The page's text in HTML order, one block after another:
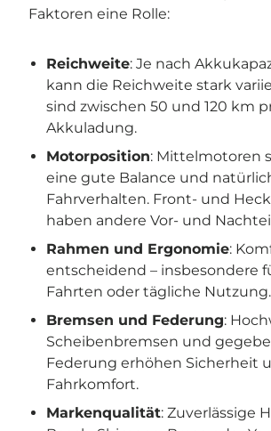
Faktoren eine Rolle:
Reichweite: Je nach
kann die Reichweite stark
sind zwischen 50 und 120 km
Akkuladung.
Motorposition: Mittelmotoren
eine gute Balance und
Fahrverhalten. Front- und
haben andere Vor- und
Rahmen und Ergonomie:
entscheidend – insbesondere
Fahrten oder tägliche Nutzung.
Bremsen und Federung:
Scheibenbremsen und
Federung erhöhen Sicherheit
Fahrkomfort.
Markenqualität: Zuverlässige